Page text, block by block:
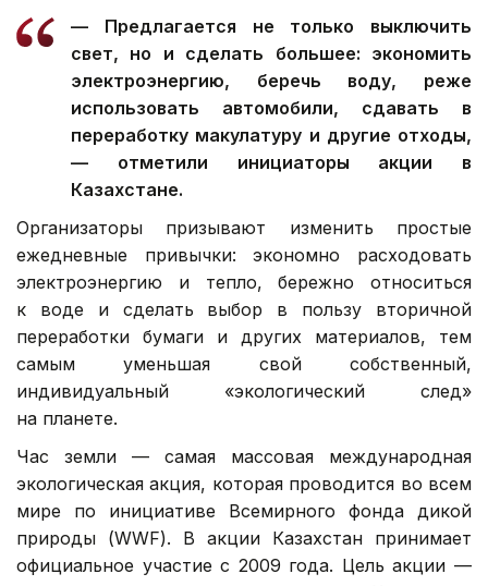
— Предлагается не только выключить
свет, но и сделать большее: экономить
электроэнергию, беречь воду, реже
использовать автомобили, сдавать в
переработку макулатуру и другие отходы,
— отметили инициаторы акции в
Казахстане.
Организаторы призывают изменить простые
ежедневные привычки: экономно расходовать
электроэнергию и тепло, бережно относиться
к воде и сделать выбор в пользу вторичной
переработки бумаги и других материалов, тем
самым уменьшая свой собственный,
индивидуальный «экологический след»
на планете.
Час земли — самая массовая международная
экологическая акция, которая проводится во всем
мире по инициативе Всемирного фонда дикой
природы (WWF). В акции Казахстан принимает
официальное участие с 2009 года. Цель акции —